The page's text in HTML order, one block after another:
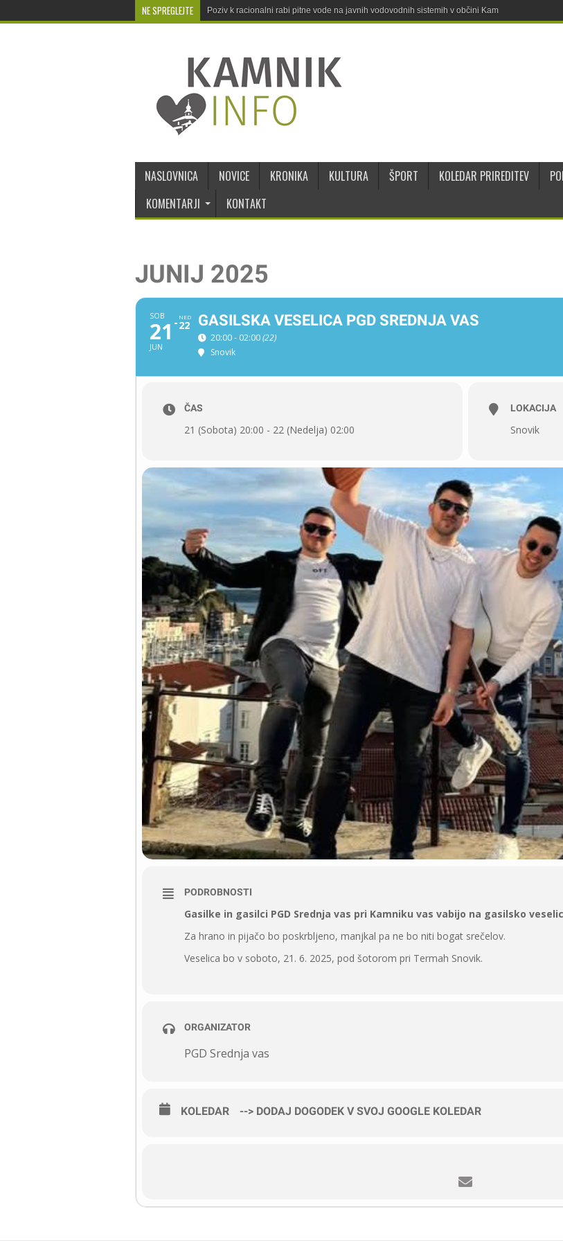
NE SPREGLEJTE Poziv k racionalni rabi pitne vode na javnih vodovodnih sistemih v občini Kamnik
NASLOVNICA NOVICE KRONIKA KULTURA ŠPORT KOLEDAR PRIREDITEV
KOMENTARJI
KONTAKT
JUNIJ 2025
SOB
21
JUN
NED
22 GASILSKA VESELICA PGD SREDNJA VAS
20:00 - 02:00(22)
Snovik
ČAS
21 (Sobota) 20:00 - 22 (Nedelja) 02:00
LOKACIJA
Snovik
PODROBNOSTI
Gasilke in gasilci PGD Srednja vas pri Kamniku vas vabijo na gasilsko
Za hrano in pijačo bo poskrbljeno, manjkal pa ne bo niti bogat srečelov.
Veselica bo v soboto, 21. 6. 2025, pod šotorom pri Termah Snovik.
ORGANIZATOR
PGD Srednja vas
KOLEDAR --> DODAJ DOGODEK V SVOJ GOOGLE KOLEDAR